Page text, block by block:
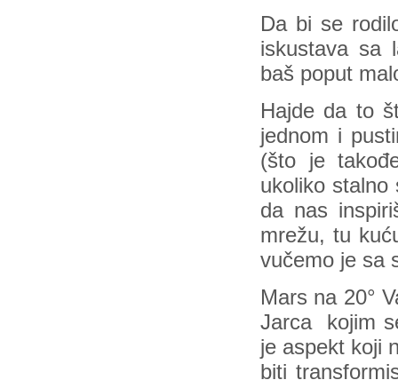
Da bi se
iskustava sa
baš poput
Hajde da to
jednom i
(što je
ukoliko stalno
da nas
mrežu, tu
vučemo je sa
Mars na 20°
Jarca kojim
je aspekt koji
biti